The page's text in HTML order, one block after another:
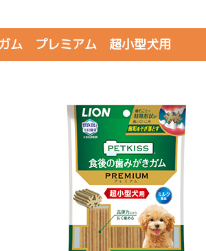
ム プレミアム 超小型犬用